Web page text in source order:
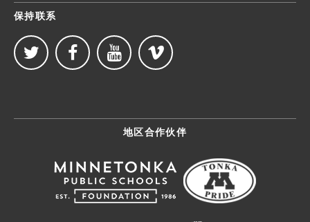
保持联系
地区合作伙伴